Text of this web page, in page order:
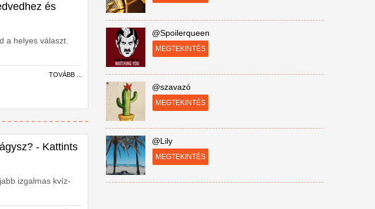
és
a helyes választ.
TOVÁBB ...
- Kattints
izgalmas kvíz-
@Spoilerqueen
MEGTEKINTÉS
@szavazó
MEGTEKINTÉS
@Lily
MEGTEKINTÉS